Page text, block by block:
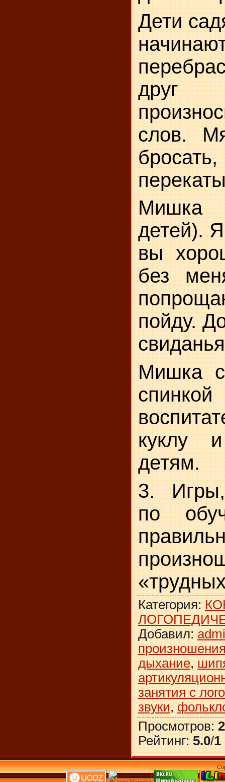
Дети
друг
слов.
Мишка
детей).
вы
без
пойду.
Мишка
куклу
детям.
3.
по
Категория:
Добавил:
дыхание,
занятия с
звуки,
Просмотров:
Рейтинг: 5.0/1